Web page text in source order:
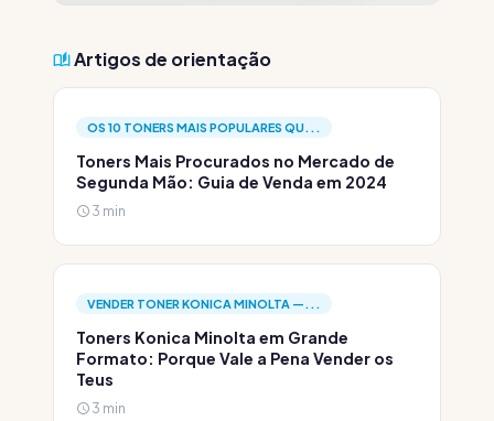
Artigos de orientação
OS 10 TONERS MAIS POPULARES QU...
Toners Mais Procurados no Mercado de
Segunda Mão: Guia de Venda em 2024
3 min
VENDER TONER KONICA MINOLTA —...
Toners Konica Minolta em Grande
Formato: Porque Vale a Pena Vender os
Teus
3 min